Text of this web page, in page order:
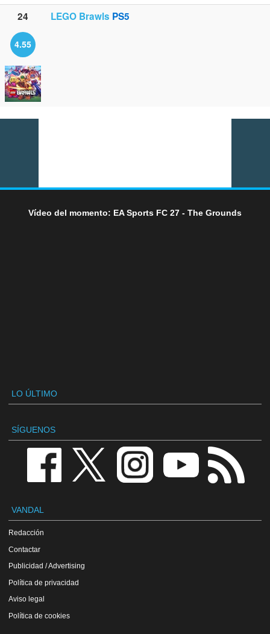
24 LEGO Brawls PS5
4.55
Vídeo del momento: EA Sports FC 27 - The Grounds
LO ÚLTIMO
SÍGUENOS
VANDAL
Redacción
Contactar
Publicidad / Advertising
Política de privacidad
Aviso legal
Política de cookies